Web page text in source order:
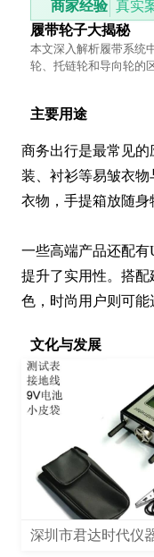
商家经验 真实
履带轮子大揭秘
本文深入解析履带系统
轮、托链轮和导向轮的
主要用途
商务出行是最常见
装、衬衫等易皱衣
衣物，手提箱放随身
一些高端产品还配
提升了实用性。搭
色，时尚用户则可能
文化与发展
深圳市君达时代仪